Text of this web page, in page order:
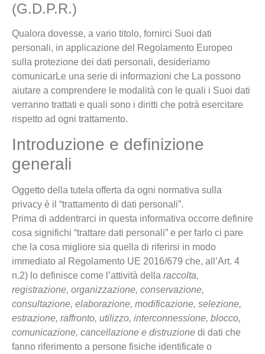
(G.D.P.R.)
Qualora dovesse, a vario titolo, fornirci Suoi dati
personali, in applicazione del Regolamento Europeo
sulla protezione dei dati personali, desideriamo
comunicarLe una serie di informazioni che La possono
aiutare a comprendere le modalità con le quali i Suoi dati
verranno trattati e quali sono i diritti che potrà esercitare
rispetto ad ogni trattamento.
Introduzione e definizione
generali
Oggetto della tutela offerta da ogni normativa sulla
privacy è il “trattamento di dati personali”.
Prima di addentrarci in questa informativa occorre definire
cosa significhi “trattare dati personali” e per farlo ci pare
che la cosa migliore sia quella di riferirsi in modo
immediato al Regolamento UE 2016/679 che, all’Art. 4
n.2) lo definisce come l’attività della raccolta,
registrazione, organizzazione, conservazione,
consultazione, elaborazione, modificazione, selezione,
estrazione, raffronto, utilizzo, interconnessione, blocco,
comunicazione, cancellazione e distruzione di dati che
fanno riferimento a persone fisiche identificate o